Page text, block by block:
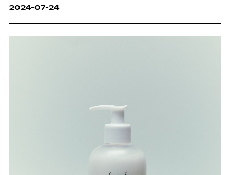
2024-07-24